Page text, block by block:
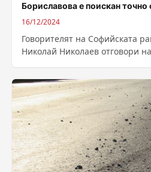
Бориславова е поискан точно
16/12/2024
Говорителят на Софийската
Николай Николаев отговори
е случайно,...